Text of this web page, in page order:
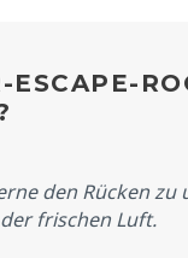
den Rücken zu
frischen Luft.